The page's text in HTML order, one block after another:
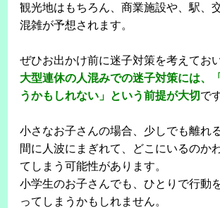
観光地はもちろん、商業施設や、駅、
混雑が予想されます。
ぜひお出かけ前に迷子対策を考えてお
大型連休の人混みでの迷子対策には、
うかもしれない」という前提が大切で
小さなお子さんの場合、少しでも離れ
間に人波にまぎれて、どこにいるのか
てしまう可能性があります。
小学生のお子さんでも、ひとりで行動
ってしまうかもしれません。